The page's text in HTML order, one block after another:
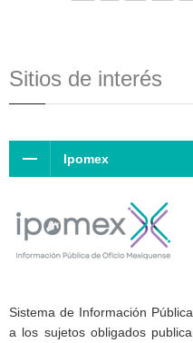
Sitios de interés
Ipomex
Sistema de Información
a los sujetos obligados